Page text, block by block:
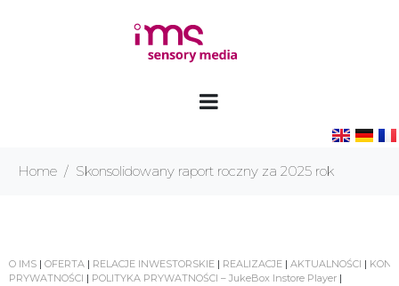
Home Skonsolidowany raport roczny za 2025 rok
O IMS | OFERTA | RELACJE INWESTORSKIE | REALIZACJE | AKTUALNOŚCI |
PRYWATNOŚCI | POLITYKA PRYWATNOŚCI – JukeBox Instore Player |